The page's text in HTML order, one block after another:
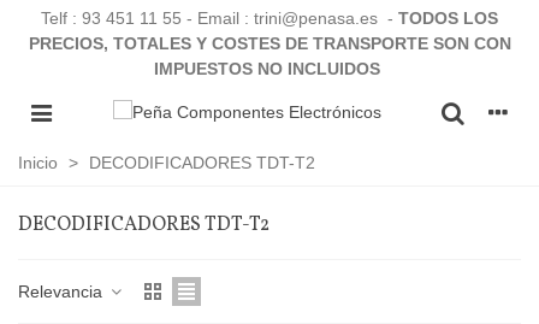
Telf : 93 451 11 55 - Email : trini@penasa.es - TODOS LOS
PRECIOS, TOTALES Y COSTES DE TRANSPORTE SON CON
IMPUESTOS NO INCLUIDOS
Inicio > DECODIFICADORES TDT-T2
DECODIFICADORES TDT-T2
Relevancia